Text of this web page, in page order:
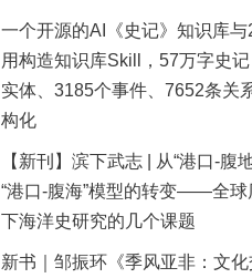
一个开源的AI《史记》知识库与
用构造知识库Skill，57万字史
实体、3185个事件、7652条关
构化
【新刊】滨下武志 | 从“港口-腹
“港口-腹海”模型的转变——全球
下海洋史研究的几个课题
新书｜邹振环《季风亚非：文